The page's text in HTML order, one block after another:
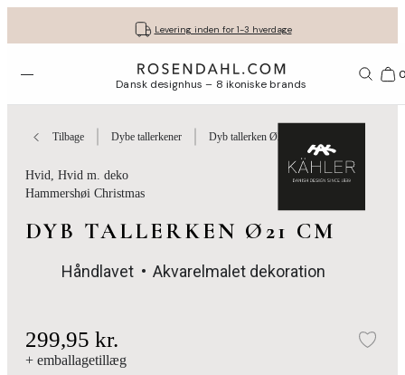
Levering inden for 1-3 hverdage
Fri fragt ved køb for min. 549 kr.
30 dages gratis retur*
Få dine gaver pakket flot ind
Vi er e-mærket
Åbn menuen Dansk designhus – 8 ikoniske brands
Tilbage Dybe tallerkener Dyb tallerken Ø21 cm
Hvid, Hvid m. deko
Hammershøi Christmas
DYB TALLERKEN Ø21 CM
Håndlavet Akvarelmalet dekoration
299,95 kr.
+ emballagetillæg